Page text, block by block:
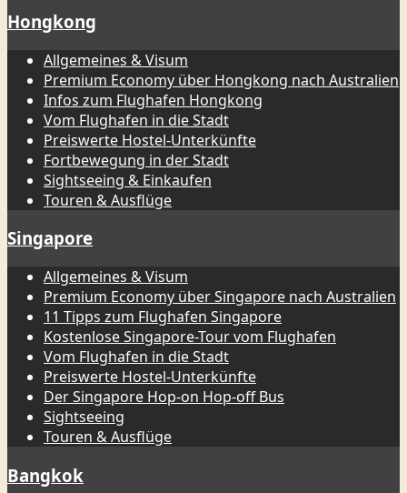
Hongkong
Allgemeines & Visum
Premium Economy über Hongkong nach Australien
Infos zum Flughafen Hongkong
Vom Flughafen in die Stadt
Preiswerte Hostel-Unterkünfte
Fortbewegung in der Stadt
Sightseeing & Einkaufen
Touren & Ausflüge
Singapore
Allgemeines & Visum
Premium Economy über Singapore nach Australien
11 Tipps zum Flughafen Singapore
Kostenlose Singapore-Tour vom Flughafen
Vom Flughafen in die Stadt
Preiswerte Hostel-Unterkünfte
Der Singapore Hop-on Hop-off Bus
Sightseeing
Touren & Ausflüge
Bangkok